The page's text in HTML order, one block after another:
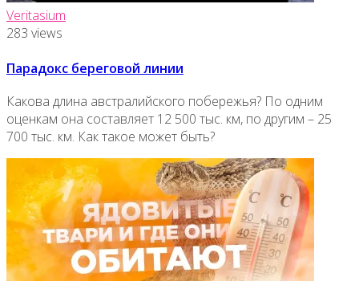
Veritasium
283 views
Парадокс береговой линии
Какова длина австралийского побережья? По одним
оценкам она составляет 12 500 тыс. км, по другим – 25
700 тыс. км. Как такое может быть?